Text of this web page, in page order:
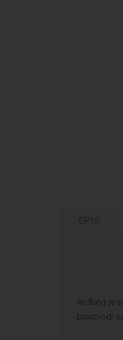
OPIS
Ardbeg je
proizvodi